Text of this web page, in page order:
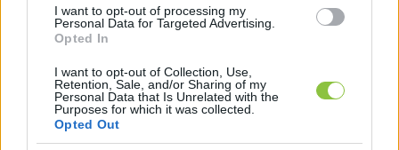
I want to opt-out of processing my
Personal Data for Targeted Advertising.
Opted In
I want to opt-out of Collection, Use,
Retention, Sale, and/or Sharing of my
Personal Data that Is Unrelated with the
Purposes for which it was collected.
Opted Out
kormány hivatalos Facebook-oldalán is
közzétették. Válaszul Ukrajna szintén kiutasított
két magyar diplomatát – foglalta össze
történteket a 444.hu.